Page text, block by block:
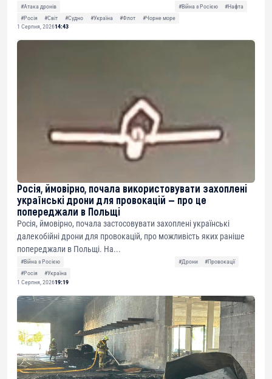
#Атака дронів #Війна з Росією
#Нафта
#Росія
#Світ #Судно #Україна #Флот
#Чорне море
1 Серпня, 202614:43
Росія, ймовірно, почала використовувати захоплені
українські дрони для провокацій — про це
попереджали в Польщі
Росія, ймовірно, почала застосовувати захоплені українські
далекобійні дрони для провокацій, про можливість яких раніше
попереджали в Польщі. На...
#Війна з Росією #Дрони
#Провокації
#Росія
#Україна
1 Серпня, 202619:19